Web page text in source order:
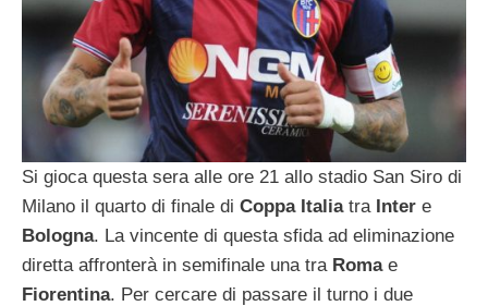
Si gioca questa sera alle ore 21 allo stadio San Siro di
Milano il quarto di finale di Coppa Italiatra Inter e
Bologna. La vincente di questa sfida ad eliminazione
diretta affronterà in semifinale una tra Romae
Fiorentina. Per cercare di passare il turno i due